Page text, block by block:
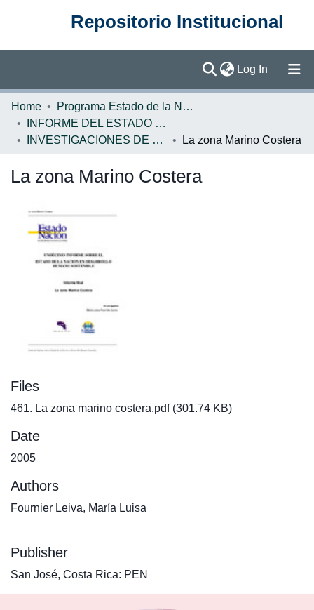
Repositorio Institucional
Log In (current)
Communities & Collections
Home
Programa Estado de la Nación (PEN)
INFORME DEL ESTADO DE LA NACION
INVESTIGACIONES DE BASE EN
La zona Marino Costera
La zona Marino Costera
Files
461. La zona marino costera.pdf(301.74 KB)
Date
2005
Authors
Fournier Leiva, María Luisa
Publisher
San José, Costa Rica: PEN